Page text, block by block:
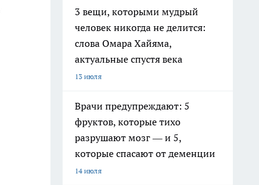
3 вещи, которыми мудрый
человек никогда не делится:
слова Омара Хайяма,
актуальные спустя века
13 июля
Врачи предупреждают: 5
фруктов, которые тихо
разрушают мозг — и 5,
которые спасают от деменции
14 июля